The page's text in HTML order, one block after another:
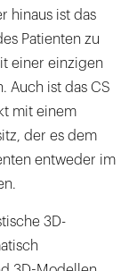
hinaus ist das
Patienten zu
einer einzigen
Auch ist das CS
mit einem
der es dem
entweder im
3D-